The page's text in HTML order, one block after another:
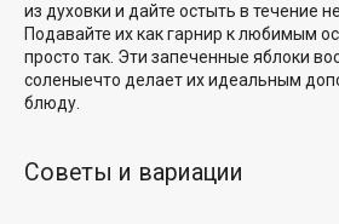
из духовки и дайте остыть в течение
Подавайте их как гарнир к любимым
просто так. Эти запеченные яблоки
соленыечто делает их идеальным
блюду.
Советы и вариации